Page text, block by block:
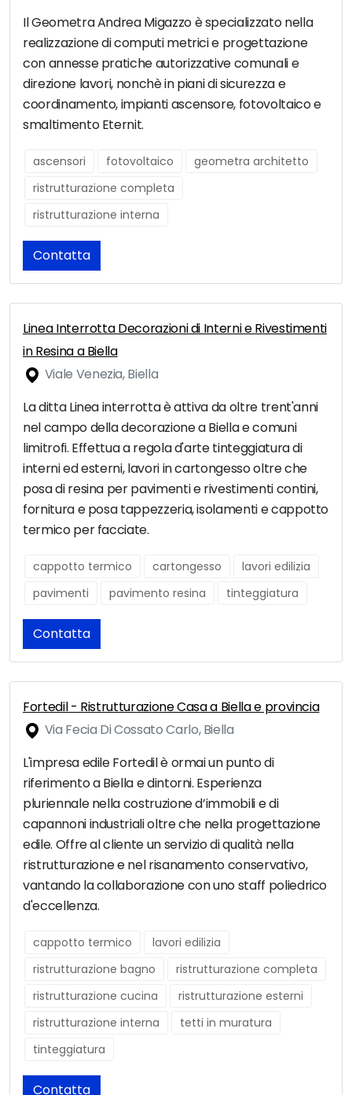
Il Geometra Andrea Migazzo è specializzato nella
realizzazione di computi metrici e progettazione
con annesse pratiche autorizzative comunali e
direzione lavori, nonchè in piani di sicurezza e
coordinamento, impianti ascensore, fotovoltaico e
smaltimento Eternit.
ascensori fotovoltaico
geometra architetto
ristrutturazione completa
ristrutturazione interna
Contatta
Linea Interrotta Decorazioni di Interni e Rivestimenti
in Resina a Biella
Viale Venezia, Biella
La ditta Linea interrotta è attiva da oltre trent'anni
nel campo della decorazione a Biella e comuni
limitrofi. Effettua a regola d'arte tinteggiatura di
interni ed esterni, lavori in cartongesso oltre che
posa di resina per pavimenti e rivestimenti contini,
fornitura e posa tappezzeria, isolamenti e cappotto
termico per facciate.
cappotto termico cartongesso
lavori edilizia
pavimenti
pavimento resina tinteggiatura
Contatta
Fortedil - Ristrutturazione Casa a Biella e provincia
Via Fecia Di Cossato Carlo, Biella
L'impresa edile Fortedil è ormai un punto di
riferimento a Biella e dintorni. Esperienza
pluriennale nella costruzione d’immobili e di
capannoni industriali oltre che nella progettazione
edile. Offre al cliente un servizio di qualità nella
ristrutturazione e nel risanamento conservativo,
vantando la collaborazione con uno staff poliedrico
d'eccellenza.
cappotto termico
lavori edilizia
ristrutturazione bagno
ristrutturazione completa
ristrutturazione cucina
ristrutturazione esterni
ristrutturazione interna
tetti in muratura
tinteggiatura
Contatta